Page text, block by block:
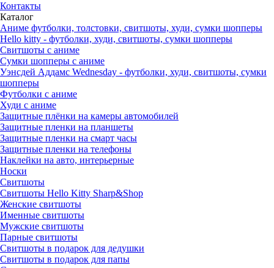
Контакты
Каталог
Аниме футболки, толстовки, свитшоты, худи, сумки шопперы
Hello kitty - футболки, худи, свитшоты, сумки шопперы
Свитшоты с аниме
Сумки шопперы с аниме
Уэнсдей Аддамс Wednesday - футболки, худи, свитшоты, сумки
шопперы
Футболки с аниме
Худи с аниме
Защитные плёнки на камеры автомобилей
Защитные пленки на планшеты
Защитные пленки на смарт часы
Защитные пленки на телефоны
Наклейки на авто, интерьерные
Носки
Свитшоты
Cвитшоты Hello Kitty Sharp&Shop
Женские свитшоты
Именные свитшоты
Мужские свитшоты
Парные свитшоты
Свитшоты в подарок для дедушки
Свитшоты в подарок для папы